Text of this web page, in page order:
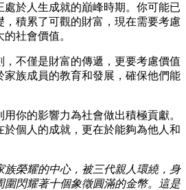
於人生成就的巔峰時期。你可能已
積累了可觀的財富，現在需要考慮
社會價值。
，不僅是財富的傳遞，更要考慮價值
家族成員的教育和發展，確保他們能
你的影響力為社會做出積極貢獻。
個人的成就，更在於能夠為他人和
族榮耀的中心，被三代親人環繞，身
圍閃耀著十個象徵圓滿的金幣。這是